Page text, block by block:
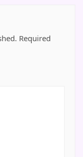
Required